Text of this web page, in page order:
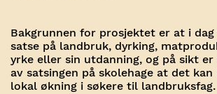
Bakgrunnen for prosjektet er at i
satse på landbruk, dyrking,
yrke eller sin utdanning, og på sikt
av satsingen på skolehage at det
lokal økning i søkere til landbruksfag.